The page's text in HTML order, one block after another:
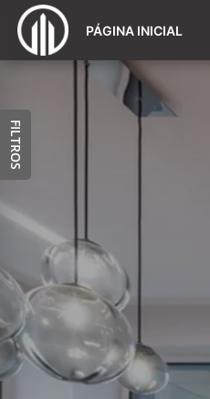
PÁGINA INICIAL
FILTROS